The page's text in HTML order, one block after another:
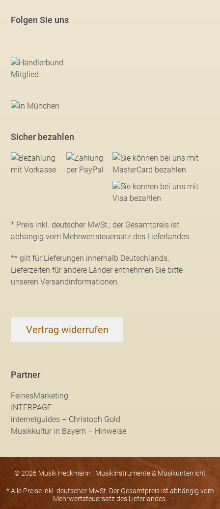
Folgen Sie uns
Sicher bezahlen
* Preis inkl. deutscher MwSt.; der Gesamtpreis ist
abhängig vom Mehrwertsteuersatz des Lieferlandes.
** gilt für Lieferungen innerhalb Deutschlands,
Lieferzeiten für andere Länder entnehmen Sie bitte
unseren Versandinformationen.
Vertrag widerrufen
Partner
FeinesMarketing
INTERPAGE
internetguides – Christoph Gold
Musikkultur in Bayern – Hinweise
© 2026 Musik Heckmann | Musikinstrumente & Musikunterricht
* Alle Preise inkl. deutscher MwSt. Der Gesamtpreis ist abhängig vom
Mehrwertsteuersatz des Lieferlandes.